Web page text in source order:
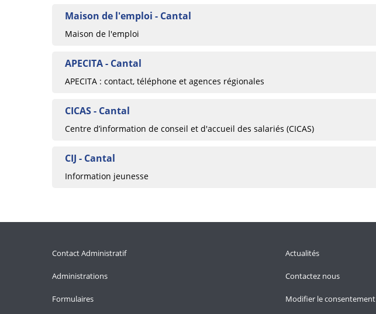
Maison de l'emploi - Cantal
Maison de l'emploi
APECITA - Cantal
APECITA : contact, téléphone et agences régionales
CICAS - Cantal
Centre d’information de conseil et d'accueil des salariés (CICAS)
CIJ - Cantal
Information jeunesse
Contact Administratif
Administrations
Formulaires
Actualités
Contactez nous
Modifier le consentement